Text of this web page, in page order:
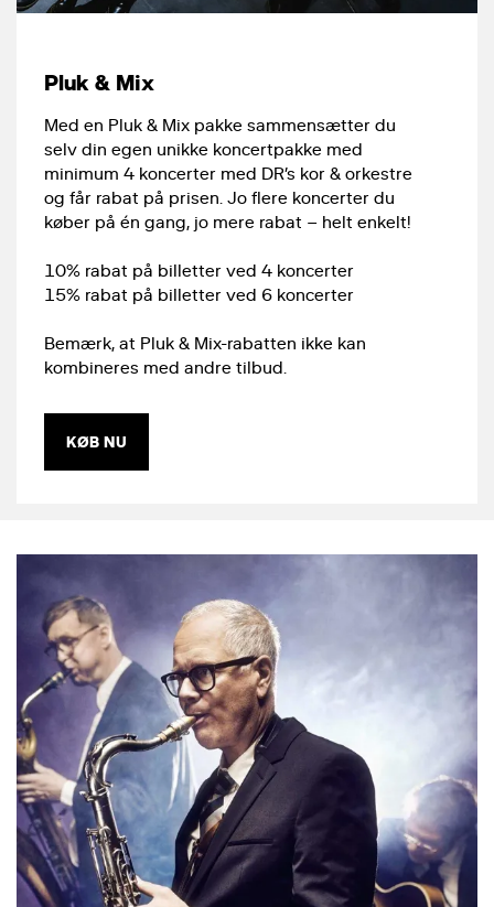
Pluk & Mix
Med en Pluk & Mix pakke sammensætter du
selv din egen unikke koncertpakke med
minimum 4 koncerter med DR’s kor & orkestre
og får rabat på prisen. Jo flere koncerter du
køber på én gang, jo mere rabat – helt enkelt!
10% rabat på billetter ved 4 koncerter
15% rabat på billetter ved 6 koncerter
Bemærk, at Pluk & Mix-rabatten ikke kan
kombineres med andre tilbud.
KØB NU